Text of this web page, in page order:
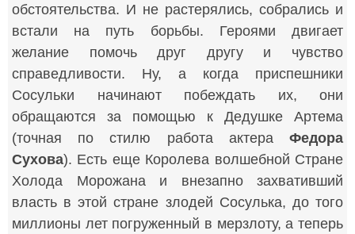
обстоятельства. И не растерялись, собрались и
встали на путь борьбы. Героями двигает
желание помочь друг другу и чувство
справедливости. Ну, а когда приспешники
Сосульки начинают побеждать их, они
обращаются за помощью к Дедушке Артема
(точная по стилю работа актера Федора
Сухова). Есть еще Королева волшебной Стране
Холода Морожана и внезапно захвативший
власть в этой стране злодей Сосулька, до того
миллионы лет погруженный в мерзлоту, а теперь